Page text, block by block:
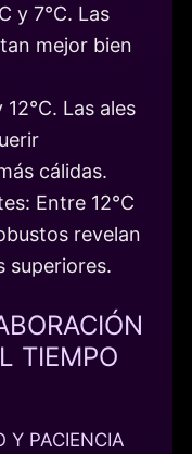
y 7°C. Las
mejor bien
Las ales
cálidas.
Entre 12°C
revelan
superiores.
TIEMPO
Y PACIENCIA